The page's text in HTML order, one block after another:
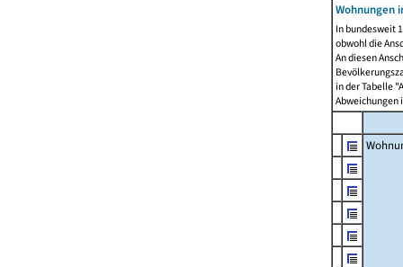
Wohnungen
In bundesweit
obwohl die
An diesen
in der Tabelle
Abweichungen